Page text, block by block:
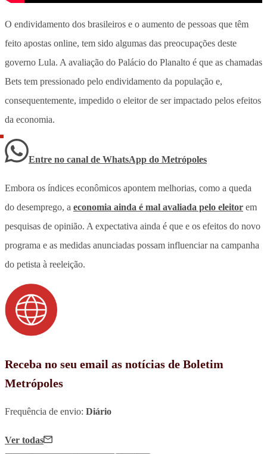
O endividamento dos brasileiros e o aumento de pessoas que têm
feito apostas online, tem sido algumas das preocupações deste
governo Lula. A avaliação do Palácio do Planalto é que as chamadas
Bets tem pressionado pelo endividamento da população e,
consequentemente, impedido o eleitor de ser impactado pelos efeitos
da economia.
Entre no canal de WhatsApp do Metrópoles
Embora os índices econômicos apontem melhorias, como a queda
do desemprego, a economia ainda é mal avaliada pelo eleitor em
pesquisas de opinião. A expectativa ainda é que e os efeitos do novo
programa e as medidas anunciadas possam influenciar na campanha
do petista à reeleição.
Receba no seu email as notícias de Boletim
Metrópoles
Frequência de envio: Diário
Ver todas